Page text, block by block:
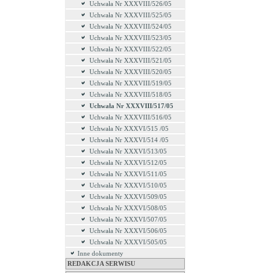
Uchwała Nr XXXVIII/526/05
Uchwała Nr XXXVIII/525/05
Uchwała Nr XXXVIII/524/05
Uchwała Nr XXXVIII/523/05
Uchwała Nr XXXVIII/522/05
Uchwała Nr XXXVIII/521/05
Uchwała Nr XXXVIII/520/05
Uchwała Nr XXXVIII/519/05
Uchwała Nr XXXVIII/518/05
Uchwała Nr XXXVIII/517/05
Uchwała Nr XXXVIII/516/05
Uchwała Nr XXXVI/515 /05
Uchwała Nr XXXVI/514 /05
Uchwała Nr XXXVI/513/05
Uchwała Nr XXXVI/512/05
Uchwała Nr XXXVI/511/05
Uchwała Nr XXXVI/510/05
Uchwała Nr XXXVI/509/05
Uchwała Nr XXXVI/508/05
Uchwała Nr XXXVI/507/05
Uchwała Nr XXXVI/506/05
Uchwała Nr XXXVI/505/05
Inne dokumenty
REDAKCJA SERWISU